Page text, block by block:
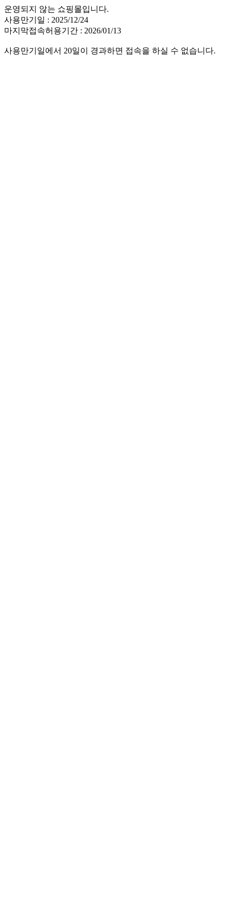
운영되지 않는 쇼핑몰입니다.
사용만기일 : 2025/12/24
마지막접속허용기간 : 2026/01/13
사용만기일에서 20일이 경과하면 접속을 하실 수 없습니다.